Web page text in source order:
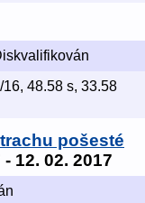
16, 48.58 s, 33.58
pošesté
- 12. 02. 2017